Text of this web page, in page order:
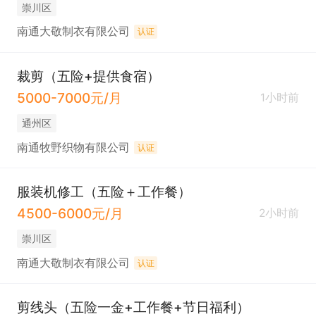
崇川区
南通大敬制衣有限公司 认证
裁剪（五险+提供食宿）
5000-7000元/月
1小时前
通州区
南通牧野织物有限公司 认证
服装机修工（五险＋工作餐）
4500-6000元/月
2小时前
崇川区
南通大敬制衣有限公司 认证
剪线头（五险一金+工作餐+节日福利）